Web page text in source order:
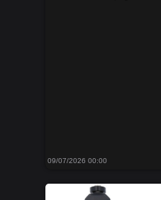
09/07/2026 00:00